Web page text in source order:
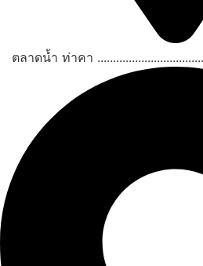
ตลาดน้ำ ท่าคา